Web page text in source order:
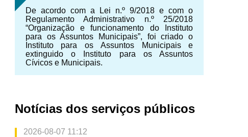
De acordo com a Lei n.º 9/2018 e com o
Regulamento Administrativo n.º 25/2018
“Organização e funcionamento do Instituto
para os Assuntos Municipais”, foi criado o
Instituto para os Assuntos Municipais e
extinguido o Instituto para os Assuntos
Cívicos e Municipais.
Notícias dos serviços públicos
2026-08-07 11:12